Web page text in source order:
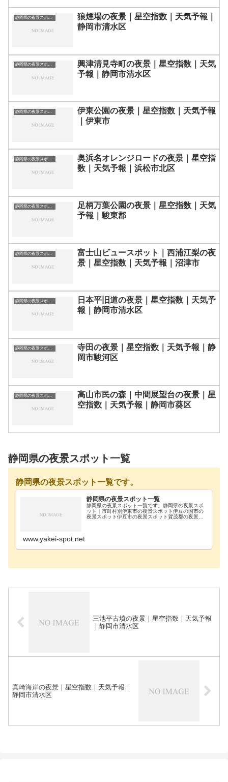
静岡県の夜景スポット一覧
狼煙場の夜景｜星空指数｜天気予報｜
静岡市清水区
静岡県の夜景スポット一覧
興津清見寺町の夜景｜星空指数｜天気
予報｜静岡市清水区
静岡県の夜景スポット一覧
伊東公園の夜景｜星空指数｜天気予報
｜伊東市
静岡県の夜景スポット一覧
奥浜名オレンジロードの夜景｜星空指
数｜天気予報｜浜松市北区
静岡県の夜景スポット一覧
足柄万葉公園の夜景｜星空指数｜天気
予報｜駿東郡
静岡県の夜景スポット一覧
富士山ビュースポット｜西浦江梨の夜
景｜星空指数｜天気予報｜沼津市
静岡県の夜景スポット一覧
日本平旧道の夜景｜星空指数｜天気予
報｜静岡市清水区
静岡県の夜景スポット一覧
寺田の夜景｜星空指数｜天気予報｜静
岡市駿河区
静岡県の夜景スポット一覧
高山市民の森｜中間展望台の夜景｜星
空指数｜天気予報｜静岡市葵区
静岡県の夜景スポット一覧
静岡県の夜景スポット一覧です。
静岡県の夜景スポット一覧
静岡県の夜景スポット一覧です。静岡県の夜景スポ
ット｜市町村別伊東市の夜景スポット伊豆の国市の
夜景スポット伊豆市の夜景スポット賀茂郡の夜景ス
www.yakei-spot.net
三池平古墳の夜景｜星空指数｜天気予報
｜静岡市清水区
真崎海岸の夜景｜星空指数｜天気予報｜
静岡市清水区